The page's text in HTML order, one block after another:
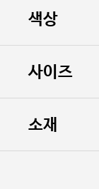
색상
사이즈
소재